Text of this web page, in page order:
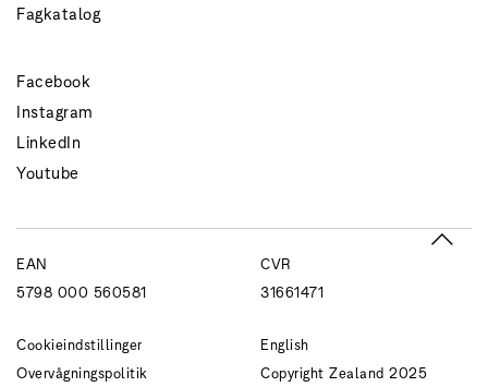
Fagkatalog
Facebook
Instagram
LinkedIn
Youtube
EAN
5798 000 560581
CVR
31661471
Cookieindstillinger
Overvågningspolitik
English
Copyright Zealand 2025